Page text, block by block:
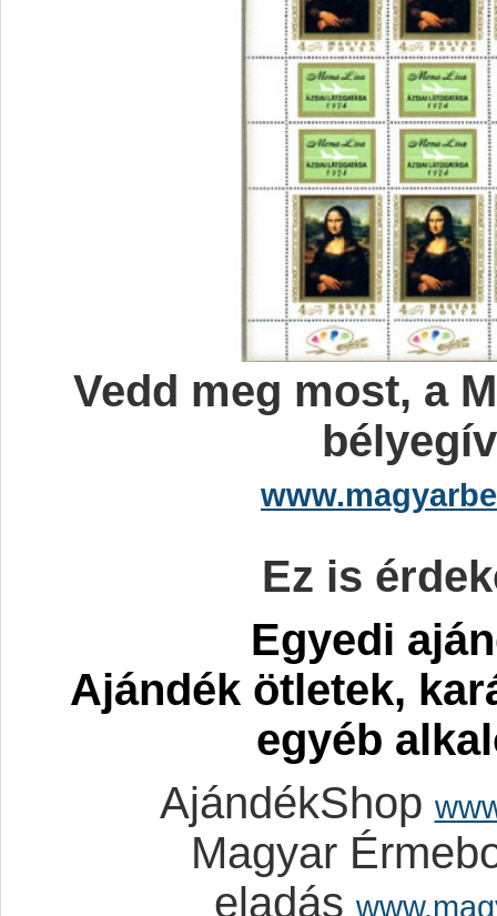
Vedd meg most, a
Ez is
Egyedi
Ajándék ötletek,
egyéb
AjándékShop
Magyar
eladás